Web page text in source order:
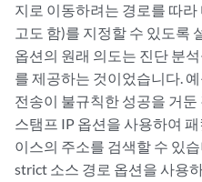
지로 이동하려는 경로를 따
고도 함)를 지정할 수 있도록
옵션의 원래 의도는 진단 분
를 제공하는 것이었습니다.
전송이 불규칙한 성공을 거둔
스탬프 IP 옵션을 사용하여
이스의 주소를 검색할 수 있
strict 소스 경로 옵션을 사용